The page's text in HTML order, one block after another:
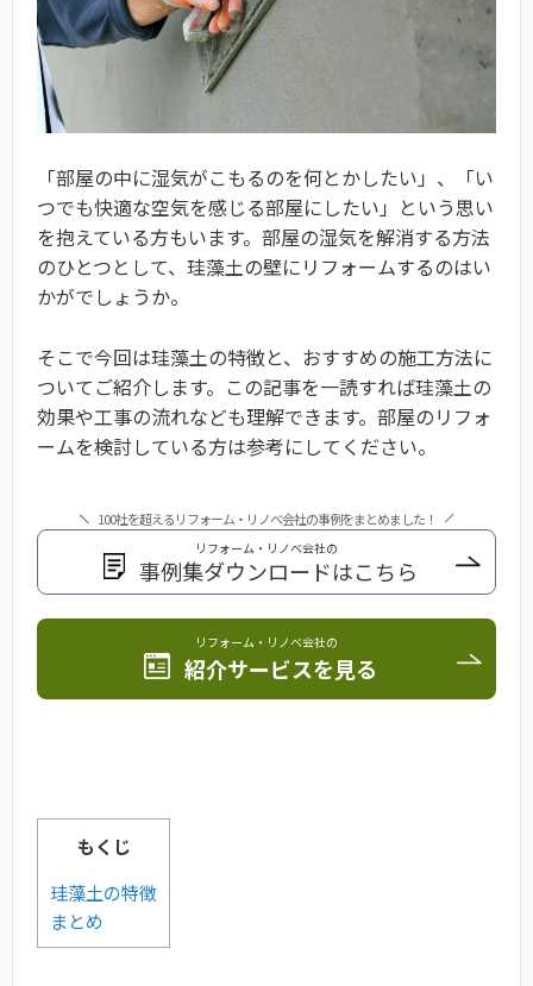
「部屋の中に湿気がこもるのを何とかしたい」、「い
つでも快適な空気を感じる部屋にしたい」という思い
を抱えている方もいます。部屋の湿気を解消する方法
のひとつとして、珪藻土の壁にリフォームするのはい
かがでしょうか。
そこで今回は珪藻土の特徴と、おすすめの施工方法に
ついてご紹介します。この記事を一読すれば珪藻土の
効果や工事の流れなども理解できます。部屋のリフォ
ームを検討している方は参考にしてください。
100社を超えるリフォーム・リノベ会社の事例をまとめました！
リフォーム・リノベ会社の
事例集ダウンロードはこちら
リフォーム・リノベ会社の
紹介サービスを見る
もくじ
珪藻土の特徴
まとめ